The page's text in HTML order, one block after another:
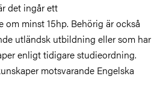
det ingår ett
om minst 15hp. Behörig är också
utländsk utbildning eller som har
enligt tidigare studieordning.
motsvarande Engelska